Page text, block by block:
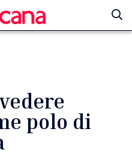
polo di